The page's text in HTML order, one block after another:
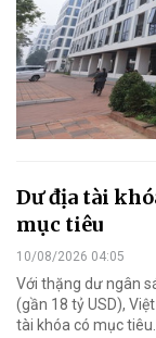
Dư địa tài
mục tiêu
10/08/2026 04:05
Với thặng dư ngân
(gần 18 tỷ USD),
tài khóa có mục tiêu.